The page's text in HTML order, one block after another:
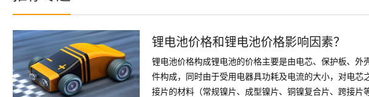
锂电池价格和锂电池价格影响因素？
锂电池价格构成锂电池的价格主要是由电芯、保护板、外
件构成，同时由于受用电器具功耗及电流的大小，对电芯
接片的材料（常规镍片、成型镍片、铜镍复合片、跨接片